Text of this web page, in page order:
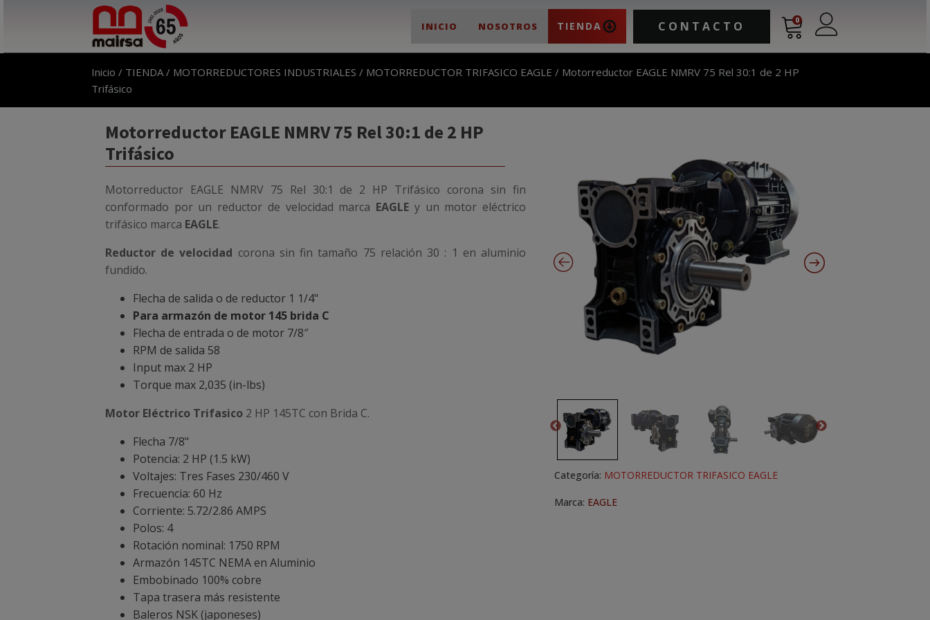
INICIO NOSOTROS TIENDA CONTACTO 0
Inicio / TIENDA/ MOTORREDUCTORES INDUSTRIALES / MOTORREDUCTOR TRIFASICO EAGLE / Motorreductor EAGLE NMRV 75 Rel 30:1 de 2 HP
Trifásico
Motorreductor EAGLE NMRV 75 Rel 30:1 de 2 HP
Trifásico
Motorreductor EAGLE NMRV 75 Rel 30:1 de 2 HP Trifásico corona sin fin
conformado por un reductor de velocidad marca EAGLE y un motor eléctrico
trifásico marca EAGLE.
Reductor de velocidad corona sin fin tamaño 75 relación 30 : 1 en aluminio
fundido.
Flecha de salida o de reductor 1 1/4"
Para armazón de motor 145 brida C
Flecha de entrada o de motor 7/8″
RPM de salida 58
Input max 2 HP
Torque max 2,035 (in-lbs)
Motor Eléctrico Trifasico 2 HP 145TC con Brida C.
Flecha 7/8"
Potencia: 2 HP (1.5 kW)
Voltajes: Tres Fases 230/460 V
Frecuencia: 60 Hz
Corriente: 5.72/2.86 AMPS
Polos: 4
Rotación nominal: 1750 RPM
Armazón 145TC NEMA en Aluminio
Embobinado 100% cobre
Tapa trasera más resistente
Baleros NSK (japoneses)
Categoría: MOTORREDUCTOR TRIFASICO EAGLE
Marca: EAGLE